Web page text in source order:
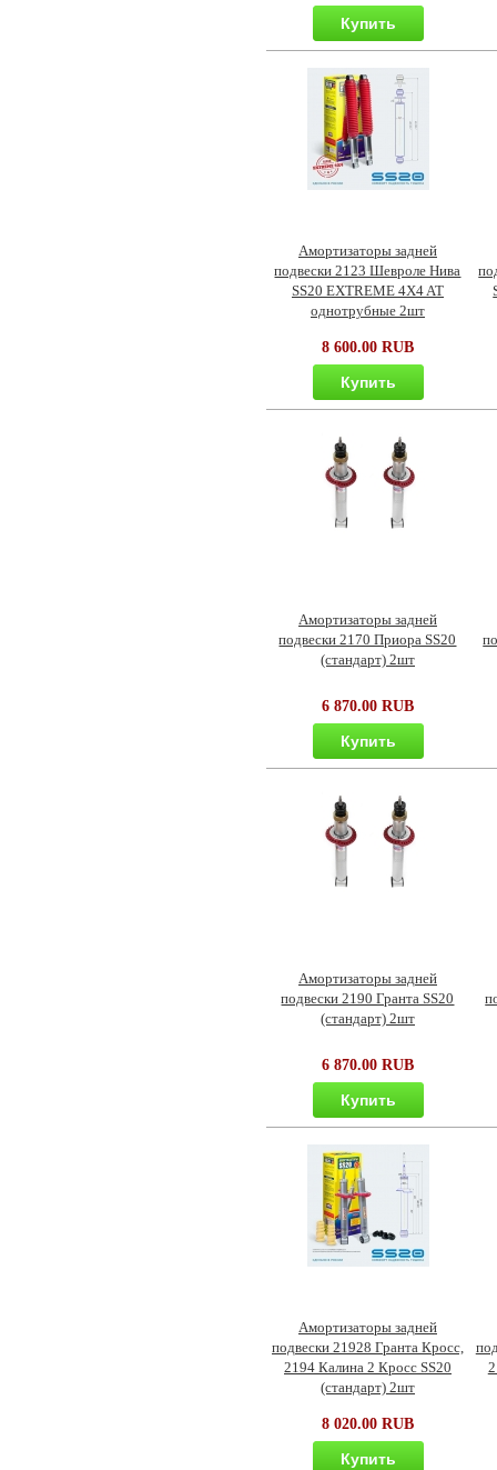
Купить
Амортизаторы задней
подвески 2123 Шевроле Нива
SS20 EXTREME 4X4 AT
однотрубные 2шт
8 600.00 RUB
Купить
Амортизаторы задней
подвески 2170 Приора SS20
(стандарт) 2шт
6 870.00 RUB
Купить
Амортизаторы задней
подвески 2190 Гранта SS20
(стандарт) 2шт
6 870.00 RUB
Купить
Амортизаторы задней
подвески 21928 Гранта Кросс,
2194 Калина 2 Кросс SS20
(стандарт) 2шт
8 020.00 RUB
Купить